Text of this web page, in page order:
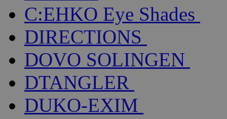
C:EHKO Eye Shades
DIRECTIONS
DOVO SOLINGEN
DTANGLER
DUKO-EXIM